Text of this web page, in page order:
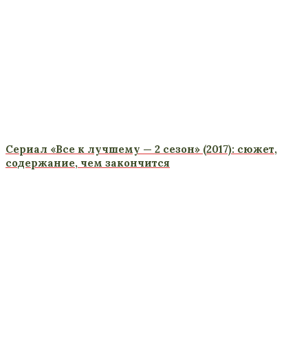
Сериал «Все к лучшему — 2 сезон» (2017): сюжет,
содержание, чем закончится